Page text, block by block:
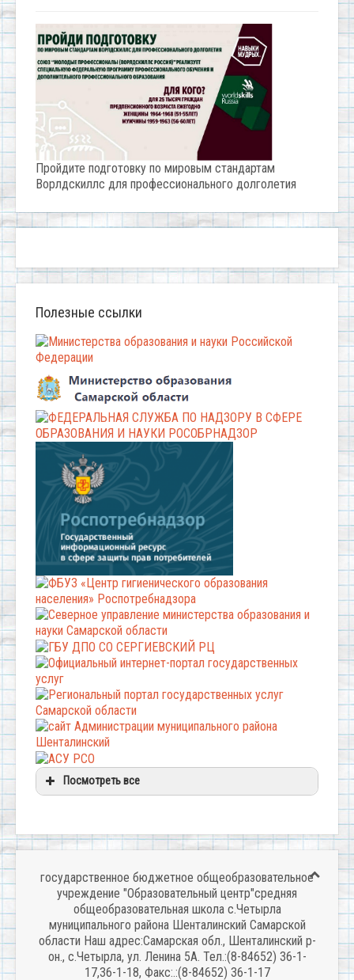
Пройдите подготовку по мировым стандартам
Ворлдскиллс для профессионального долголетия
Полезные ссылки
Посмотреть все
государственное бюджетное общеобразовательное
учреждение "Образовательный центр"средняя
общеобразовательная школа с.Четырла
муниципального района Шенталинский Самарской
области Наш адрес:Самарская обл., Шенталинский р-
он., с.Четырла, ул. Ленина 5А. Тел.:(8-84652) 36-1-
17,36-1-18, Факс:.:(8-84652) 36-1-17